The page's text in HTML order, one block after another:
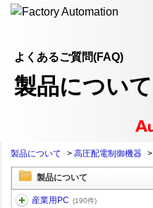
よくあるご質問(FAQ)
製品について
製品について > 高圧配電制御機器 >
製品について
産業用PC (190件)